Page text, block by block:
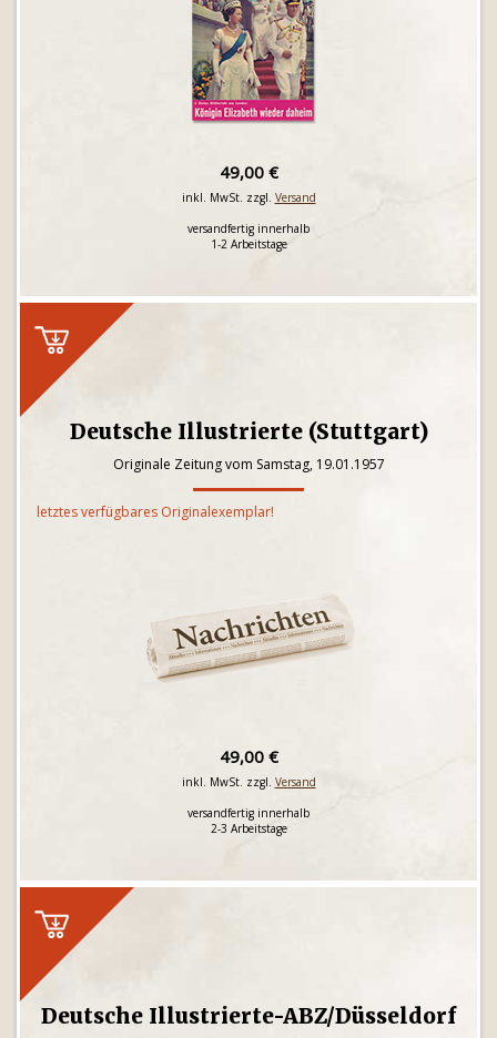
49,00 €
inkl. MwSt. zzgl. Versand
versandfertig innerhalb
1-2 Arbeitstage
Deutsche Illustrierte (Stuttgart)
Originale Zeitung vom Samstag, 19.01.1957
letztes verfügbares Originalexemplar!
49,00 €
inkl. MwSt. zzgl. Versand
versandfertig innerhalb
2-3 Arbeitstage
Deutsche Illustrierte-ABZ/Düsseldorf